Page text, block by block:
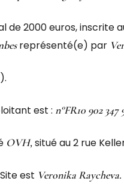
2000 euros, inscrite
représenté(e) par
est : n°FR10 902 347
OVH,situé au 2 rue
est Veronika Raycheva.